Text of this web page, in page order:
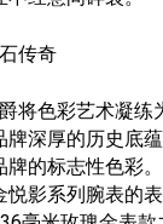
传奇
将色彩艺术凝练
牌深厚的历史底
牌的标志性色彩
悦影系列腕表的